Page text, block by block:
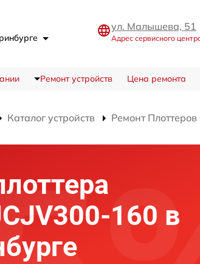
ул. Малышева, 51
Адрес сервисного
Ремонт устройств Цена ремонта
Каталог устройств Ремонт Плоттеров
160 в